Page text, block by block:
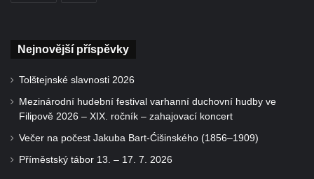
Nejnovější příspěvky
Tolštejnské slavnosti 2026
Mezinárodní hudební festival varhanní duchovní hudby ve
Filipově 2026 – XIX. ročník – zahajovací koncert
Večer na počest Jakuba Bart-Ćišinského (1856–1909)
Příměstský tábor 13. – 17. 7. 2026